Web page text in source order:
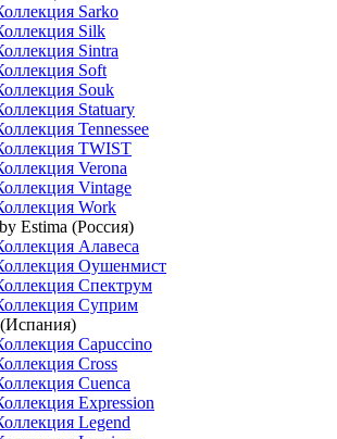
Sarko
Silk
Sintra
Soft
Souk
Statuary
Tennessee
TWIST
Verona
Vintage
Work
Estima (Россия)
Алавеса
Оушенмист
Спектрум
Суприм
Capuccino
Cross
Cuenca
Expression
Legend